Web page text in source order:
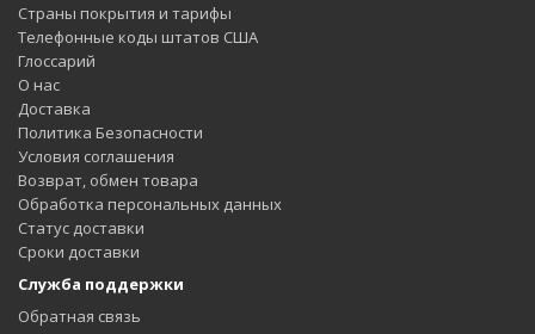
Страны покрытия и тарифы
Телефонные коды штатов США
Глоссарий
О нас
Доставка
Политика Безопасности
Условия соглашения
Возврат, обмен товара
Обработка персональных данных
Статус доставки
Сроки доставки
Служба поддержки
Обратная связь